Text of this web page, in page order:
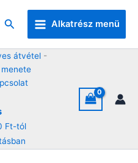
Keresés Alkatrész menü
átvétel -
menete
Ft-tól